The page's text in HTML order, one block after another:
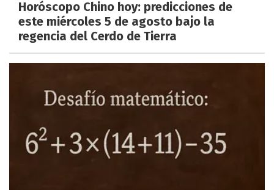
Horóscopo Chino hoy: predicciones de
este miércoles 5 de agosto bajo la
regencia del Cerdo de Tierra